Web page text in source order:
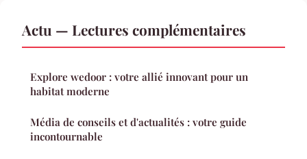
Actu — Lectures complémentaires
Explore wedoor : votre allié innovant pour un
habitat moderne
Média de conseils et d'actualités : votre guide
incontournable